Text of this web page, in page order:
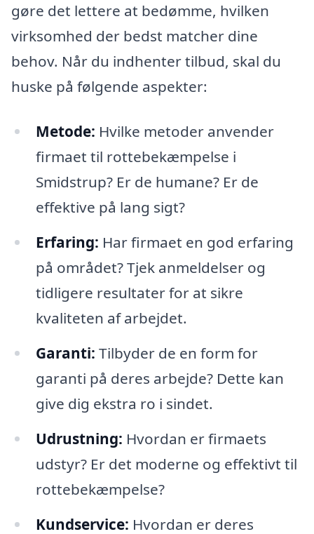
gøre det lettere at bedømme, hvilken
virksomhed der bedst matcher dine
behov. Når du indhenter tilbud, skal du
huske på følgende aspekter:
Metode: Hvilke metoder anvender
firmaet til rottebekæmpelse i
Smidstrup? Er de humane? Er de
effektive på lang sigt?
Erfaring: Har firmaet en god erfaring
på området? Tjek anmeldelser og
tidligere resultater for at sikre
kvaliteten af arbejdet.
Garanti: Tilbyder de en form for
garanti på deres arbejde? Dette kan
give dig ekstra ro i sindet.
Udrustning: Hvordan er firmaets
udstyr? Er det moderne og effektivt til
rottebekæmpelse?
Kundservice: Hvordan er deres